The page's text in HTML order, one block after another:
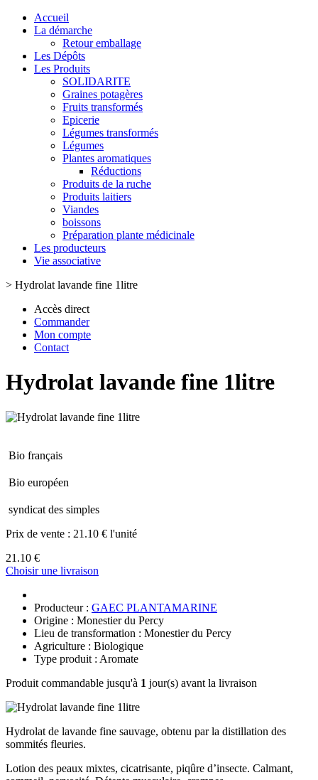
Accueil
La démarche
Retour emballage
Les Dépôts
Les Produits
SOLIDARITE
Graines potagères
Fruits transformés
Epicerie
Légumes transformés
Légumes
Plantes aromatiques
Réductions
Produits de la ruche
Produits laitiers
Viandes
boissons
Préparation plante médicinale
Les producteurs
Vie associative
> Hydrolat lavande fine 1litre
Accès direct
Commander
Mon compte
Contact
Hydrolat lavande fine 1litre
Bio français
Bio européen
syndicat des simples
Prix de vente : 21.10 € l'unité
21.10 €
Choisir une livraison
Producteur : GAEC PLANTAMARINE
Origine : Monestier du Percy
Lieu de transformation : Monestier du Percy
Agriculture : Biologique
Type produit : Aromate
Produit commandable jusqu'à 1 jour(s) avant la livraison
Hydrolat de lavande fine sauvage, obtenu par la distillation des
sommités fleuries.
Lotion des peaux mixtes, cicatrisante, piqûre d’insecte. Calmant,